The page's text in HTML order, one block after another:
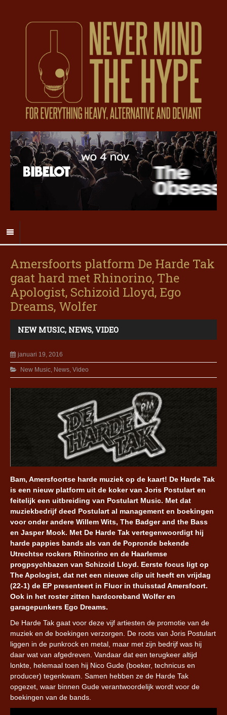
Amersfoorts platform De Harde Tak
gaat hard met Rhinorino, The
Apologist, Schizoid Lloyd, Ego
Dreams, Wolfer
NEW MUSIC, NEWS, VIDEO
januari 19, 2016
New Music, News, Video
Bam, Amersfoortse harde muziek op de kaart! De Harde Tak
is een nieuw platform uit de koker van Joris Postulart en
feitelijk een uitbreiding van Postulart Music. Met dat
muziekbedrijf deed Postulart al management en boekingen
voor onder andere Willem Wits, The Badger and the Bass
en Jasper Mook. Met De Harde Tak vertegenwoordigt hij
harde pappies bands als van de Popronde bekende
Utrechtse rockers Rhinorino en de Haarlemse
progpsychbazen van Schizoid Lloyd. Eerste focus ligt op
The Apologist, dat net een nieuwe clip uit heeft en vrijdag
(22-1) de EP presenteert in Fluor in thuisstad Amersfoort.
Ook in het roster zitten hardcoreband Wolfer en
garagepunkers Ego Dreams.
De Harde Tak gaat voor deze vijf artiesten de promotie van de
muziek en de boekingen verzorgen. De roots van Joris Postulart
liggen in de punkrock en metal, maar met zijn bedrijf was hij
daar wat van afgedreven. Vandaar dat een terugkeer altijd
lonkte, helemaal toen hij Nico Gude (boeker, technicus en
producer) tegenkwam. Samen hebben ze de Harde Tak
opgezet, waar binnen Gude verantwoordelijk wordt voor de
boekingen van de bands.